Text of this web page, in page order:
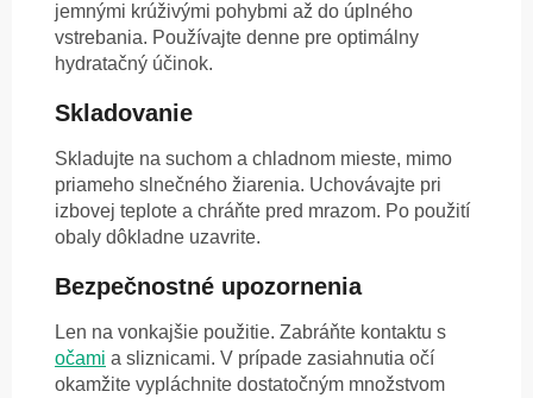
jemnými krúživými pohybmi až do úplného
vstrebania. Používajte denne pre optimálny
hydratačný účinok.
Skladovanie
Skladujte na suchom a chladnom mieste, mimo
priameho slnečného žiarenia. Uchovávajte pri
izbovej teplote a chráňte pred mrazom. Po použití
obaly dôkladne uzavrite.
Bezpečnostné upozornenia
Len na vonkajšie použitie. Zabráňte kontaktu s
očami a sliznicami. V prípade zasiahnutia očí
okamžite vypláchnite dostatočným množstvom